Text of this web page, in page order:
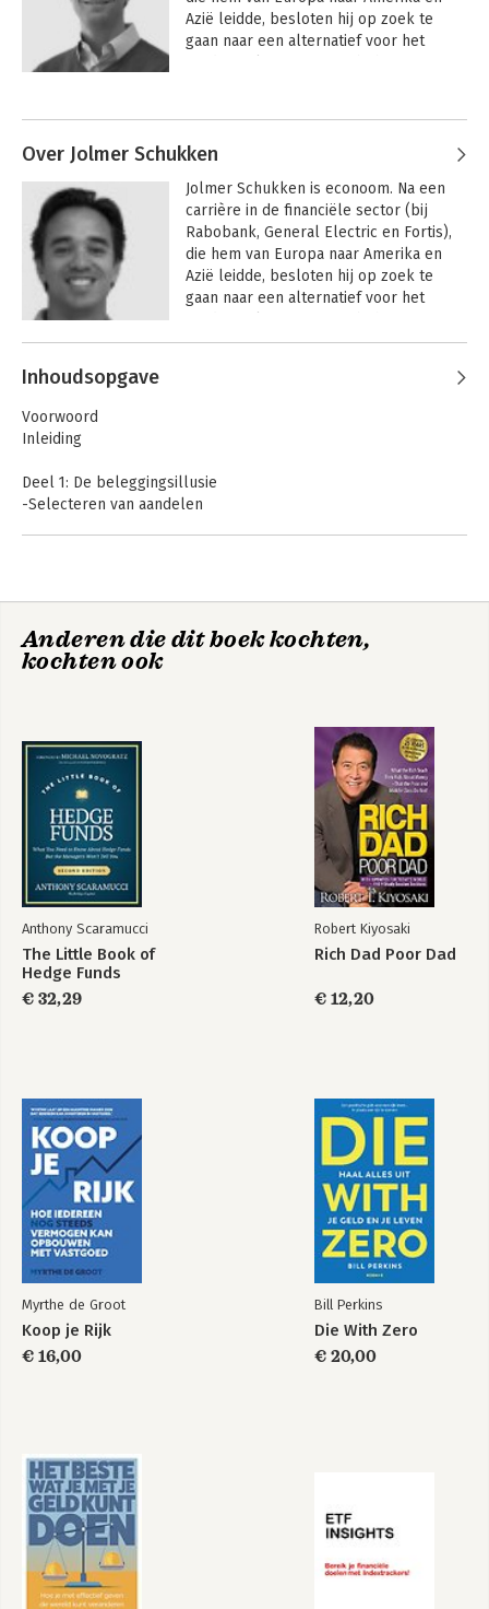
Azië leidde, besloten hij op zoek te
gaan naar een alternatief voor het
Over Jolmer Schukken
Jolmer Schukken is econoom. Na een
carrière in de financiële sector (bij
Rabobank, General Electric en Fortis),
die hem van Europa naar Amerika en
Azië leidde, besloten hij op zoek te
gaan naar een alternatief voor het
Inhoudsopgave
Voorwoord
Inleiding
Deel 1: De beleggingsillusie
-Selecteren van aandelen
-Regel 1: Neem het juiste risico
-Regel 2: Beperk je kosten
Slotakkoord
Toegift
Noten
Verder lezen
De auteurs
Anderen die dit boek kochten,
kochten ook
Anthony Scaramucci
The Little Book of
Hedge Funds
€ 32,29
Robert Kiyosaki
Rich Dad Poor Dad
€ 12,20
Myrthe de Groot
Koop je Rijk
€ 16,00
Bill Perkins
Die With Zero
€ 20,00